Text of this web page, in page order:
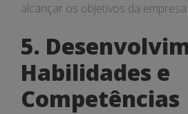
alcançar os objetivos da empresa.
5.
Habilidades e
Competências